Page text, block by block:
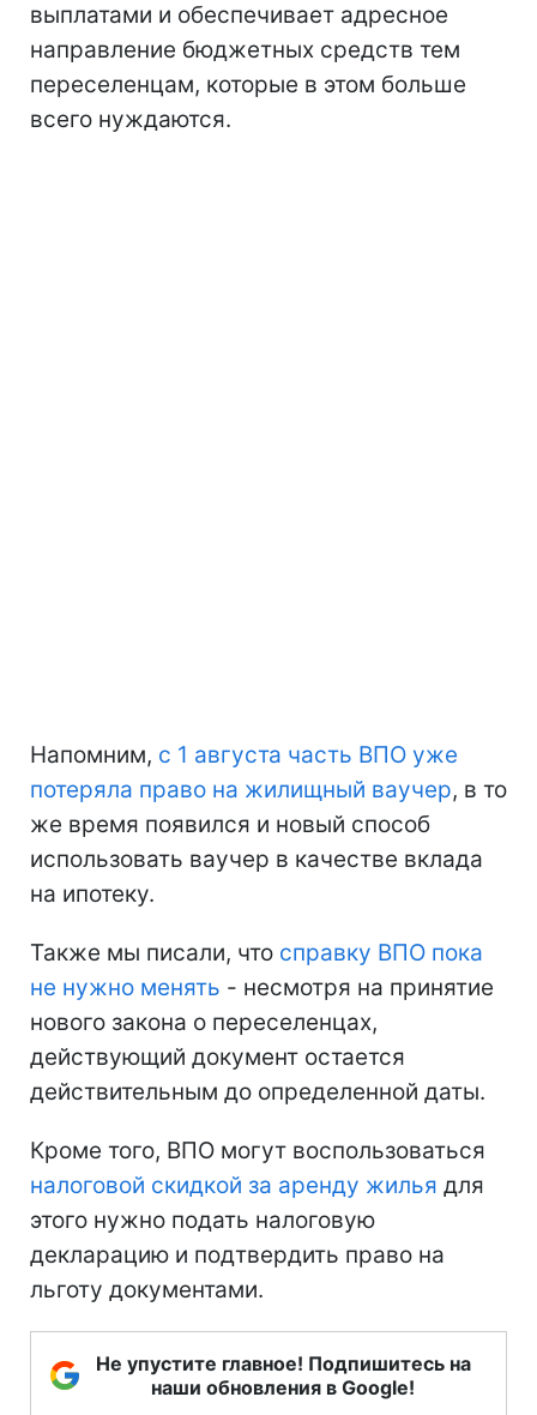
выплатами и обеспечивает адресное
направление бюджетных средств тем
переселенцам, которые в этом больше
всего нуждаются.
Напомним, с 1 августа часть ВПО уже
потеряла право на жилищный ваучер, в то
же время появился и новый способ
использовать ваучер в качестве вклада
на ипотеку.
Также мы писали, что справку ВПО пока
не нужно менять - несмотря на принятие
нового закона о переселенцах,
действующий документ остается
действительным до определенной даты.
Кроме того, ВПО могут воспользоваться
налоговой скидкой за аренду жилья для
этого нужно подать налоговую
декларацию и подтвердить право на
льготу документами.
Не упустите главное! Подпишитесь на
наши обновления в Google!